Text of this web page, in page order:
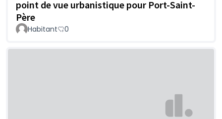
point de vue urbanistique pour Port-Saint-
Père
Habitant 0